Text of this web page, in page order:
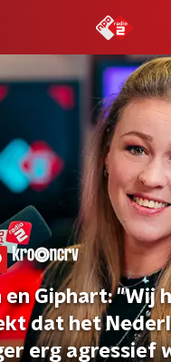
en Giphart: "Wij
dat het
erg agressief